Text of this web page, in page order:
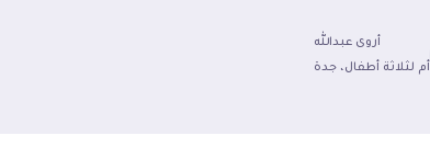
أروى عبدالله
أم لثلاثة أطفال، جدة